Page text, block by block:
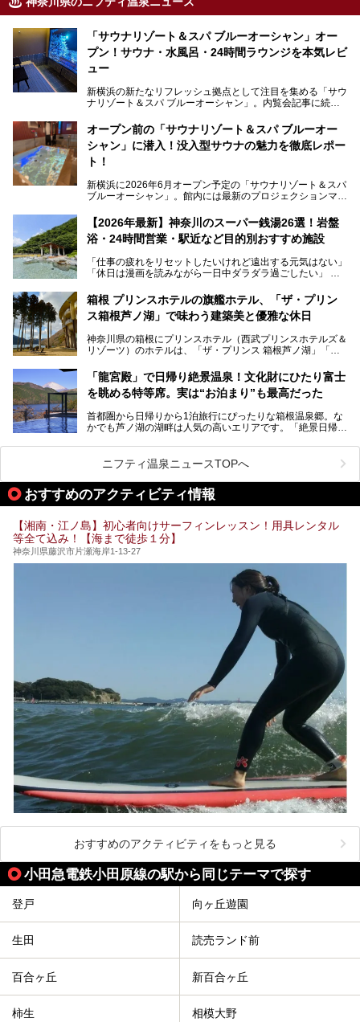
「サウナリゾート＆スパ ブルーオーシャン」オー
プン！サウナ・水風呂・24時間ラウンジを本気レビ
ュー
新横浜の新たなリフレッシュ拠点として注目を集める「サウ
ナリゾート＆スパ ブルーオーシャン」。内覧会記事に続
す。サウナや水風呂の気持ちよさはもちろん、リラックスス
ペースの過ごしやすさまで徹底チェック。新横浜エリアで日
常の疲れをリセットしたい人、ライブやスポーツ観戦遠征組
は必見です。
オープン前の「サウナリゾート＆スパ ブルーオー
シャン」に潜入！没入型サウナの魅力を徹底レポー
ト！
新横浜に2026年6月オープン予定の「サウナリゾート＆スパ
ブルーオーシャン」。館内には最新のプロジェクションマッ
的な“没入感（イマーシブ）”を体験できます。
今回は、そんな大注目の施設に一足先にお邪魔し、その全貌
を見学させていただきました！
サウナ室の中に咲き誇る桜、魚たちが泳ぐ水風呂、そしてバ
リのビーチを思わせる休憩スペース…。驚きの連続だった館
内の様子をレポートします！
【2026年最新】神奈川のスーパー銭湯26選！岩盤
浴・24時間営業・駅近など目的別おすすめ施設
「仕事の疲れをリセットしたいけれど遠出する元気はない」
「休日は漫画を読みながら一日中ダラダラ過ごしたい」
たい」
そんな「癒やされたい」という願いを叶えてくれるのが、神
神奈川県には、サウナや岩盤浴、一日中遊べるエンタメ施設
など、“非日常”を味わえるスーパー銭湯が数多く揃っていま
う」という人も多いはず。
そこで今回は、神奈川県内の人気施設26選を「安さ」「岩
業」「駅近」など、目的別に厳選して紹介します。
今の気分にぴったりの施設を見つけて、最高のリフレッシュ
箱根 プリンスホテルの旗艦ホテル、「ザ・プリン
ス箱根芦ノ湖」で味わう建築美と優雅な休日
神奈川県の箱根にプリンスホテル（西武プリンスホテルズ＆
リゾーツ）のホテルは、「ザ・プリンス 箱根芦ノ湖」「芦
「箱根仙石原プリンスホテル」と4軒あり、今回ご紹介する
「ザ・プリンス 箱根芦ノ湖」は、その中でもフラッグシッ
プ（旗艦）に位置づけられる特別なホテルです。
昭和の日本を代表する建築家の一人、村野藤吾が芦ノ湖の畔
に建てた桃源郷のようなホテルがここ。自家源泉の温泉や、
提供元：株式会社西武・プリンスホテルズワールドワイド
【PR】
この記事はザ・プリンス 箱根芦ノ湖のPR記事です。
「龍宮殿」で日帰り絶景温泉！文化財にひたり富士
を眺める特等席。実は“お泊まり”も最高だった
首都圏から日帰りから1泊旅行にぴったりな箱根温泉郷。な
かでも芦ノ湖の湖畔は人気の高いエリアです。「絶景日帰り
が楽しめるまさに眺望自慢の日帰り温泉。
そしてここは全24室の「箱根 芦ノ湖畔蛸川温泉 龍宮殿」と
して宿泊もできます。宿泊者は「龍宮殿本館」の営業時間に
加えて、朝6時からの宿泊者専用時間帯にも「龍宮殿本館」
のお風呂が利用できます。
今回は日帰り温泉としての「絶景日帰り温泉 龍宮殿本館
（以下、龍宮殿本館）」と、旅館としての「箱根 芦ノ湖畔
蛸川温泉 龍宮殿（以下、龍宮殿）」の両方の魅力をたっぷ
りお伝えします！
ここは箱根神社、九頭龍神社、白龍神社、箱根元宮と箱根の
4つの神社に囲まれたパワースポットです。
提供元：株式会社西武・プリンスホテルズワールドワイド
この記事は箱根 芦ノ湖畔蛸川温泉 龍宮殿のPR記事です。
ニフティ温泉ニュースTOPへ
おすすめのアクティビティ情報
【湘南・江ノ島】初心者向けサーフィンレッスン！用具レンタル
等全て込み！【海まで徒歩１分】
神奈川県藤沢市片瀬海岸1-13-27
おすすめのアクティビティをもっと見る
小田急電鉄小田原線の駅から同じテーマで探す
登戸 向ヶ丘遊園
生田 読売ランド前
百合ヶ丘 新百合ヶ丘
柿生 相模大野